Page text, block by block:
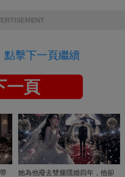
點擊下一頁繼續
一頁
她為他廢去雙腿隱婚四年，他卻